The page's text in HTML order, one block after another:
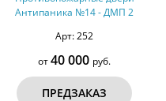
Антипаника №14 - ДМП 2
Арт: 252
от40 000 руб.
ПРЕДЗАКАЗ